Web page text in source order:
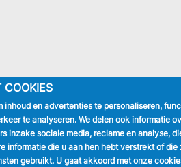
COOKIES
inhoud en advertenties te personaliseren,
te analyseren. We delen ook informatie
inzake sociale media, reclame en analyse,
informatie die u aan hen hebt verstrekt of die
gebruikt. U gaat akkoord met onze